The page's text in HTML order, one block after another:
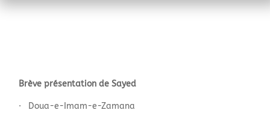
Brève présentation de Sayed
· Doua-e-Imam-e-Zamana